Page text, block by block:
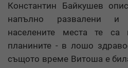
Константин Байкушев
напълно развалени и
населените места те са
планините - в лошо
същото време Витоша е